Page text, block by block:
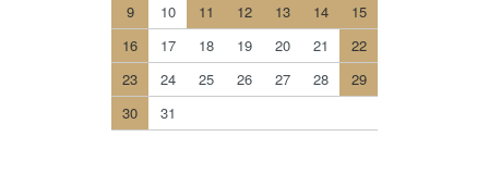
9
10 11 12 13 14
15
16
17 18 19 20 21
22
23
24 25 26 27 28
29
30
31